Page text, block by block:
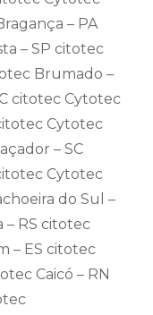
– PA
– SP citotec
Brumado –
citotec Cytotec
Cytotec
– SC
Cytotec
do Sul –
– RS citotec
– ES citotec
Caicó – RN